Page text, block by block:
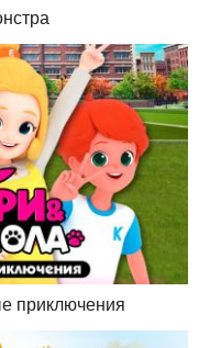
приключения